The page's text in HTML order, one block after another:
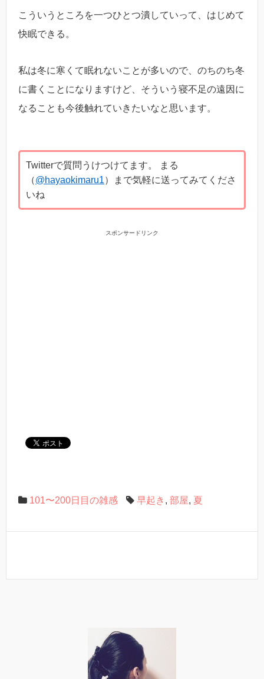
こういうところを一つひとつ潰していって、はじめて
快眠できる。
私は冬に寒くて眠れないことが多いので、のちのち冬
に書くことになりますけど、そういう寝不足の遠因に
なることも今後触れていきたいなと思います。
Twitterで質問うけつけてます。 まる
（@hayaokimaru1）まで気軽に送ってみてくださ
いね
スポンサードリンク
101〜200日目の雑感 早起き , 部屋, 夏